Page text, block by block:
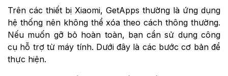
Trên các thiết bị Xiaomi, GetApps thường là ứng dụng
hệ thống nên không thể xóa theo cách thông thường.
Nếu muốn gỡ bỏ hoàn toàn, bạn cần sử dụng công
cụ hỗ trợ từ máy tính. Dưới đây là các bước cơ bản để
thực hiện.